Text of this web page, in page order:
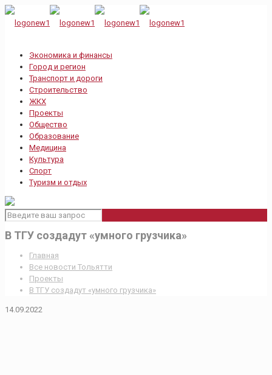
Экономика и финансы
Город и регион
Транспорт и дороги
Строительство
ЖКХ
Проекты
Общество
Образование
Медицина
Культура
Спорт
Туризм и отдых
В ТГУ создадут «умного грузчика»
Главная
Все новости Тольятти
Проекты
В ТГУ создадут «умного грузчика»
14.09.2022